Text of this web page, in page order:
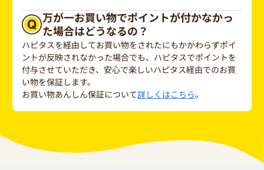
万が一お買い物でポイントが付かなかっ
た場合はどうなるの？
ハピタスを経由してお買い物をされたにもかかわらずポイ
ントが反映されなかった場合でも、ハピタスでポイントを
付与させていただき、安心で楽しいハピタス経由でのお買
い物を保証します。
お買い物あんしん保証について詳しくはこちら。